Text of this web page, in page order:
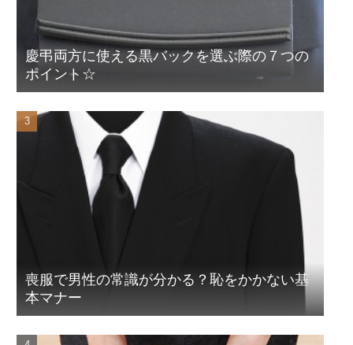
慶弔両方に使える黒バックを選ぶ際の７つの
ポイント☆
喪服で男性の常識が分かる？恥をかかない基
本マナー